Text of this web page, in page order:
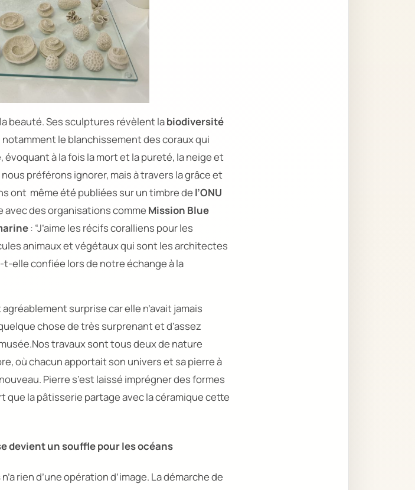
beauté. Ses sculptures révèlent labiodiversité
notamment le blanchissement des coraux qui
à la fois la mort et la pureté, la neige et
préférons ignorer, mais à travers la grâce et
ont même été publiées sur un timbre de l’ONU
avec des organisations comme Mission Blue
: “J’aime les récifs coralliens pour les
animaux et végétaux qui sont les architectes
t-elle confiée lors de notre échange à la
surprise car elle n’avait jamais
chose de très surprenant et d’assez
travaux sont tous deux de nature
où chacun apportait son univers et sa pierre à
Pierre s’est laissé imprégner des formes
la pâtisserie partage avec la céramique cette
devient un souffle pour les océans
n’a rien d’une opération d’image. La démarche de